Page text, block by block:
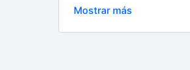
Lo que necesitas para ser tu
sábado 6am, más de 15